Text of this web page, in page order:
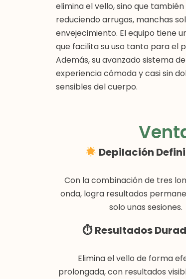
elimina el vello, sino que
reduciendo arrugas, manchas
envejecimiento. El equipo tiene
que facilita su uso tanto para el
Además, su avanzado sistema
experiencia cómoda y casi sin
sensibles del cuerpo.
Depilación
Con la combinación de tres
onda, logra resultados
solo unas sesiones.
⏱Resultados
Elimina el vello de forma
prolongada, con resultados